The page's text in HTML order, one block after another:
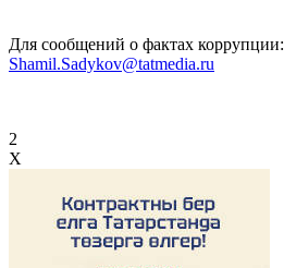
Для сообщений о фактах коррупции:
Shamil.Sadykov@tatmedia.ru
2
X